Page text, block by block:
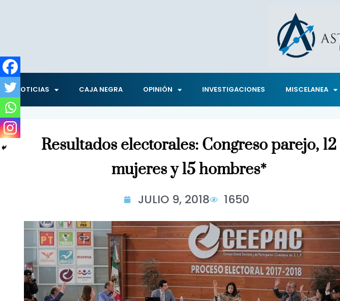
NOTICIAS CAJA NEGRA OPINIÓN INVESTIGACIONES MISCELANEA
Resultados electorales: Congreso parejo, 12
mujeres y 15 hombres*
JULIO 9, 2018 1650